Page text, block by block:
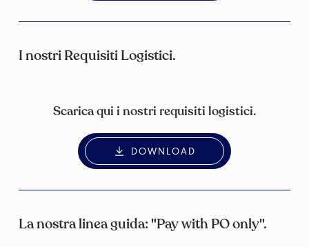
I nostri Requisiti Logistici.
Scarica qui i nostri requisiti logistici.
DOWNLOAD
La nostra linea guida: "Pay with PO only".